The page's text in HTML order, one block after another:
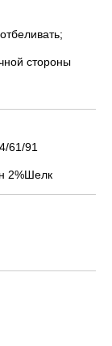
стороны
61/91
2%Шелк